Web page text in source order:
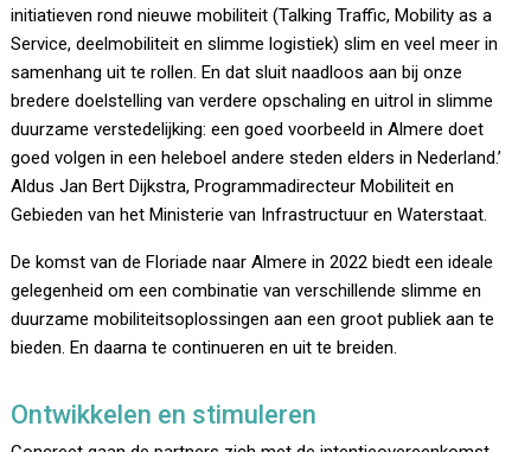
initiatieven rond nieuwe mobiliteit (Talking Traffic, Mobility as a
Service, deelmobiliteit en slimme logistiek) slim en veel meer in
samenhang uit te rollen. En dat sluit naadloos aan bij onze
bredere doelstelling van verdere opschaling en uitrol in slimme
duurzame verstedelijking: een goed voorbeeld in Almere doet
goed volgen in een heleboel andere steden elders in Nederland.’
Aldus Jan Bert Dijkstra, Programmadirecteur Mobiliteit en
Gebieden van het Ministerie van Infrastructuur en Waterstaat.
De komst van de Floriade naar Almere in 2022 biedt een ideale
gelegenheid om een combinatie van verschillende slimme en
duurzame mobiliteitsoplossingen aan een groot publiek aan te
bieden. En daarna te continueren en uit te breiden.
Ontwikkelen en stimuleren